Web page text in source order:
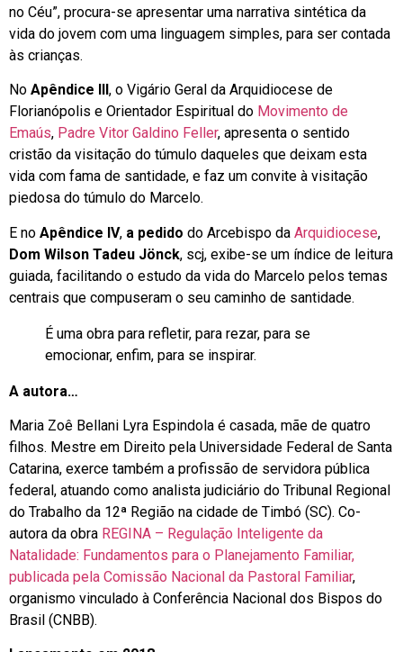
no Céu”, procura-se apresentar uma narrativa sintética da
vida do jovem com uma linguagem simples, para ser contada
às crianças.
No Apêndice III , o Vigário Geral da Arquidiocese de
Florianópolis e Orientador Espiritual do Movimento de
Emaús, Padre Vitor Galdino Feller, apresenta o sentido
cristão da visitação do túmulo daqueles que deixam esta
vida com fama de santidade, e faz um convite à visitação
piedosa do túmulo do Marcelo.
E no Apêndice IV, a pedido do Arcebispo da Arquidiocese,
Dom Wilson Tadeu Jönck, scj, exibe-se um índice de leitura
guiada, facilitando o estudo da vida do Marcelo pelos temas
centrais que compuseram o seu caminho de santidade.
É uma obra para refletir, para rezar, para se
emocionar, enfim, para se inspirar.
A autora…
Maria Zoê Bellani Lyra Espindola é casada, mãe de quatro
filhos. Mestre em Direito pela Universidade Federal de Santa
Catarina, exerce também a profissão de servidora pública
federal, atuando como analista judiciário do Tribunal Regional
do Trabalho da 12ª Região na cidade de Timbó (SC). Co-
autora da obra REGINA – Regulação Inteligente da
Natalidade: Fundamentos para o Planejamento Familiar,
publicada pela Comissão Nacional da Pastoral Familiar,
organismo vinculado à Conferência Nacional dos Bispos do
Brasil (CNBB).